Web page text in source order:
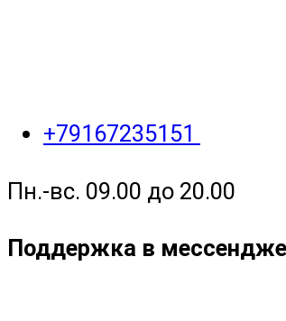
+79167235151
Пн.-вс. 09.00 до 20.00
Поддержка в